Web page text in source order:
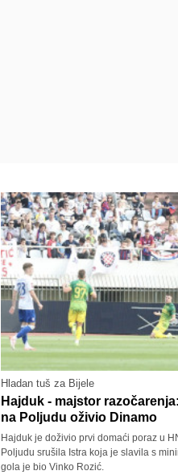
Hladan tuš za Bijele
Hajduk - majstor
na Poljudu oživio Dinamo
Hajduk je doživio prvi domaći poraz u
Poljudu srušila Istra koja je slavila s
gola je bio Vinko Rozić.